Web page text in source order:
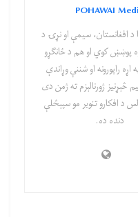
POHAWAI
د افغانستان، سیمې او نړۍ د
پوښښ کوي او هم د ځانګړو
اړه راپورونه او شننې وړاندې
څېړنیز ژورنالېزم ته ژمن دی
د افکارو تنویر مو سپېڅلې
دنده ده.